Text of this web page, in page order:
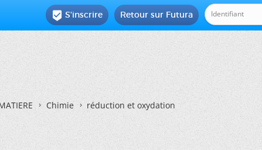
Retour sur Futura
 S'inscrire
Chimie réduction et oxydation